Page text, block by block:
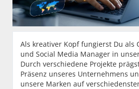
Als kreativer Kopf fungierst Du als
und Social Media Manager in
Durch verschiedene Projekte
Präsenz unseres Unternehmens
unsere Marken auf